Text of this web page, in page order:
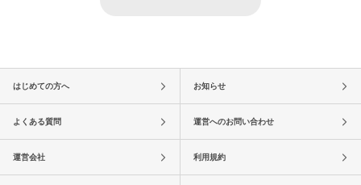
はじめての方へ お知らせ
よくある質問 運営へのお問い合わせ
運営会社 利用規約